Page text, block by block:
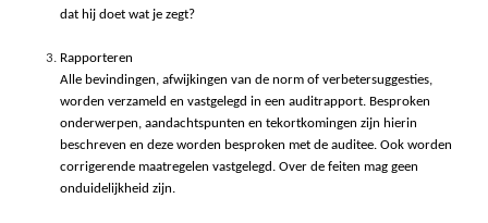
dat hij doet wat je zegt?
Rapporteren
Alle bevindingen, afwijkingen van de norm of verbetersuggesties,
worden verzameld en vastgelegd in een auditrapport. Besproken
onderwerpen, aandachtspunten en tekortkomingen zijn hierin
beschreven en deze worden besproken met de auditee. Ook worden
corrigerende maatregelen vastgelegd. Over de feiten mag geen
onduidelijkheid zijn.